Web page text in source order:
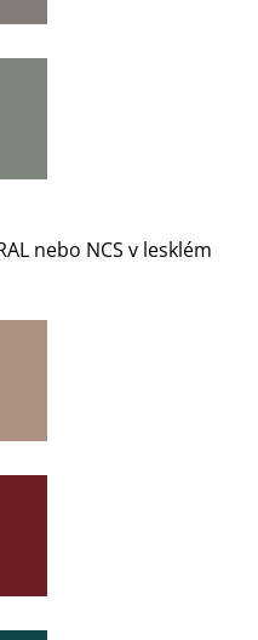
nebo NCS v lesklém